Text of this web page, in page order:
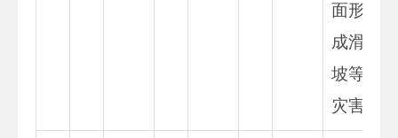
面形
成滑
坡等
灾害